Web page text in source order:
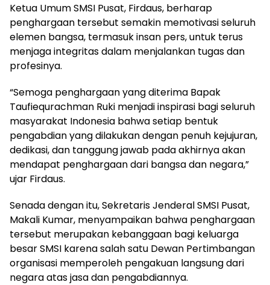
Ketua Umum SMSI Pusat, Firdaus, berharap
penghargaan tersebut semakin memotivasi seluruh
elemen bangsa, termasuk insan pers, untuk terus
menjaga integritas dalam menjalankan tugas dan
profesinya.
“Semoga penghargaan yang diterima Bapak
Taufiequrachman Ruki menjadi inspirasi bagi seluruh
masyarakat Indonesia bahwa setiap bentuk
pengabdian yang dilakukan dengan penuh kejujuran,
dedikasi, dan tanggung jawab pada akhirnya akan
mendapat penghargaan dari bangsa dan negara,”
ujar Firdaus.
Senada dengan itu, Sekretaris Jenderal SMSI Pusat,
Makali Kumar, menyampaikan bahwa penghargaan
tersebut merupakan kebanggaan bagi keluarga
besar SMSI karena salah satu Dewan Pertimbangan
organisasi memperoleh pengakuan langsung dari
negara atas jasa dan pengabdiannya.